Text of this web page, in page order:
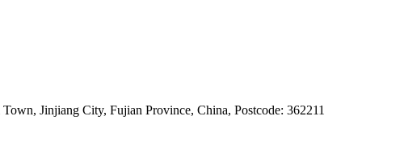
Jinjiang City, Fujian Province, China, Postcode: 362211